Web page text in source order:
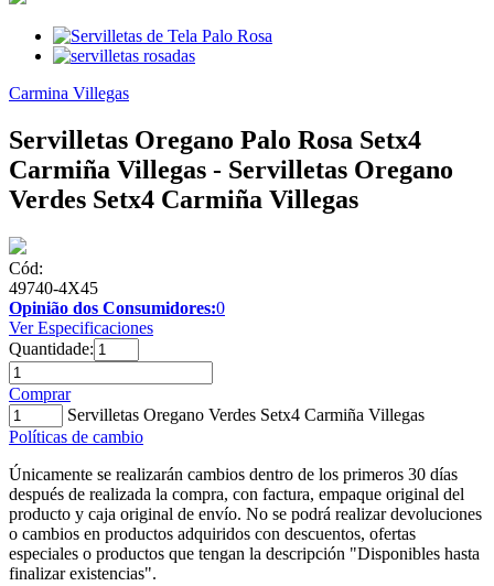
Carmina Villegas
Servilletas Oregano Palo Rosa Setx4
Carmiña Villegas - Servilletas Oregano
Verdes Setx4 Carmiña Villegas
Cód:
49740-4X45
Opinião dos Consumidores:0
Ver Especificaciones
Quantidade:
Comprar
Servilletas Oregano Verdes Setx4 Carmiña Villegas
Políticas de cambio
Únicamente se realizarán cambios dentro de los primeros 30 días
después de realizada la compra, con factura, empaque original del
producto y caja original de envío. No se podrá realizar devoluciones
o cambios en productos adquiridos con descuentos, ofertas
especiales o productos que tengan la descripción "Disponibles hasta
finalizar existencias".